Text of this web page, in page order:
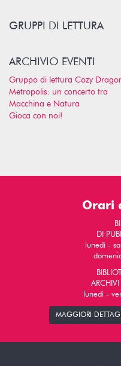
GRUPPI DI LETTURA
ARCHIVIO EVENTI
Gruppo di lettura Cozy
Metropolis: un concerto tra
Macchina e Natura
Gioca con noi!
Orari
DI
lunedì -
ARCHIVI
lunedì -
MAGGIORI